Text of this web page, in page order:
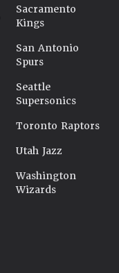
Sacramento
Kings
San Antonio
Spurs
Seattle
Supersonics
Toronto Raptors
Utah Jazz
Washington
Wizards